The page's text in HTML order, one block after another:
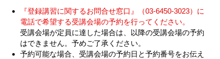
『登録講習に関するお問合せ窓口』（03-6450-3023）に
電話で希望する受講会場の予約を行ってください。
受講会場が定員に達した場合は、以降の受講会場の予約
はできません。予めご了承ください。
予約可能な場合、受講会場の予約日と予約番号をお伝え